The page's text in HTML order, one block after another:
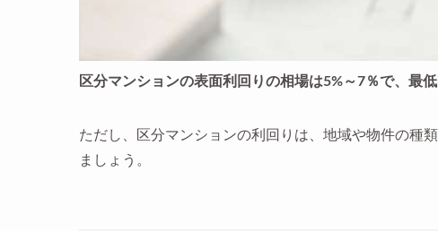
区分マンションの表面利回りの相場は5%～7％で、最
ただし、区分マンションの利回りは、地域や物件の種
ましょう。